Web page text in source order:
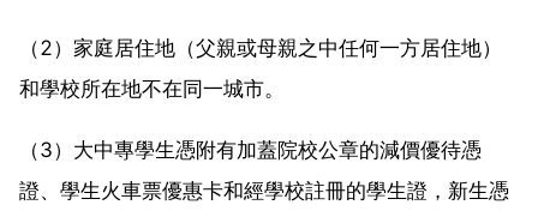
（2）家庭居住地（父親或母親之中任何一方居住地）
和學校所在地不在同一城市。
（3）大中專學生憑附有加蓋院校公章的減價優待憑
證、學生火車票優惠卡和經學校註冊的學生證，新生憑